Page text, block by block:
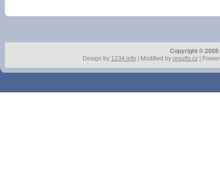
Copyright ©
Design by 1234.info | Modified by results.cz|